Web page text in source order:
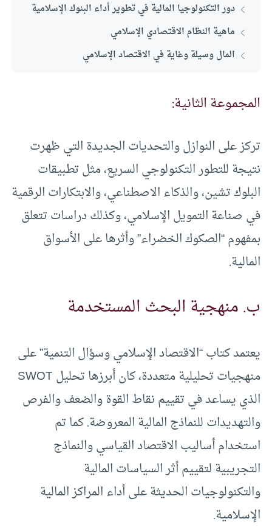
دور التكنولوجيا المالية في تطوير أداء البنوك الإسلامية
ماهية النظام الاقتصادي الإسلامي
المال وسيلة وغاية في الاقتصاد الإسلامي
المجموعة الثانية:
تركز على النوازل والتحديات الجديدة التي ظهرت
نتيجة للتطور التكنولوجي السريع، مثل تطبيقات
البلوك تشين، والذكاء الاصطناعي، والابتكارات الرقمية
في صناعة التمويل الإسلامي، وكذلك دراسات تتعلق
بمفهوم “الصكوك الخضراء” وأثرها على الأسواق
المالية.
ب. منهجية البحث المستخدمة
يعتمد كتاب “الاقتصاد الإسلامي وسؤال التنمية” على
منهجيات تحليلية متعددة، كان أبرزها تحليل SWOT
الذي يساعد في تقييم نقاط القوة والضعف والفرص
والتهديدات للنماذج المالية المعروضة. كما تم
استخدام أساليب الاقتصاد القياسي والنماذج
التجريبية لتقييم أثر السياسات المالية
والتكنولوجيات الحديثة على أداء المراكز المالية
الإسلامية.